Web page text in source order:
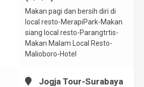
Makan pagi dan bersih diri di
local resto-MerapiPark-Makan
siang local resto-Parangtrtis-
Makan Malam Local Resto-
Malioboro-Hotel
Jogja Tour-Surabaya